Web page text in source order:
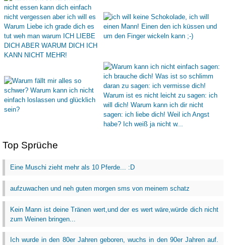
Top Sprüche
Eine Muschi zieht mehr als 10 Pferde... :D
aufzuwachen und neh guten morgen sms von meinem schatz
Kein Mann ist deine Tränen wert,und der es wert wäre,würde dich nicht
zum Weinen bringen...
Ich wurde in den 80er Jahren geboren, wuchs in den 90er Jahren auf.